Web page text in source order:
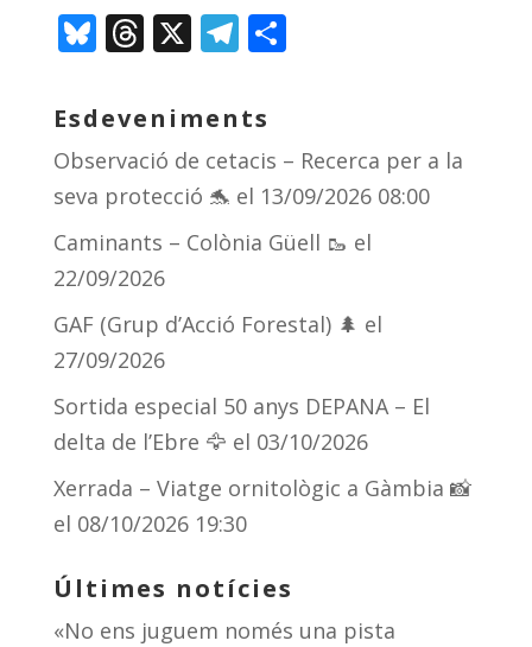
Bl
e
sk
y
T
re
a
d
s
X T
e
gr
a
m
C
p
ar
te
ix
Esdeveniments
Observació de cetacis – Recerca per a la
seva protecció 🐬 el 13/09/2026 08:00
Caminants – Colònia Güell 🥾 el
22/09/2026
GAF (Grup d’Acció Forestal) 🌲 el
27/09/2026
Sortida especial 50 anys DEPANA – El
delta de l’Ebre 🦅 el 03/10/2026
Xerrada – Viatge ornitològic a Gàmbia 📸
el 08/10/2026 19:30
Últimes notícies
«No ens juguem només una pista